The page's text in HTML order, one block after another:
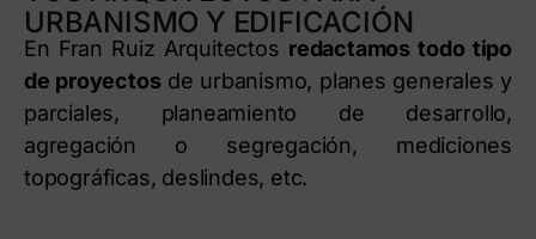
URBANISMO Y EDIFICACIÓN
En Fran Ruiz Arquitectos redactamos todo tipo
de proyectosde urbanismo, planes generales y
parciales, planeamiento de desarrollo,
agregación o segregación, mediciones
topográficas, deslindes, etc.